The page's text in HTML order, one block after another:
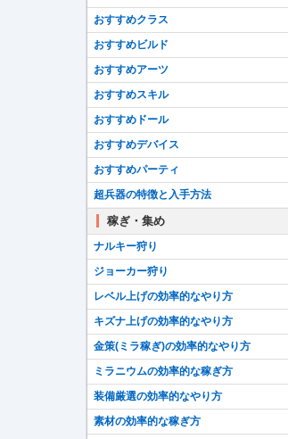
おすすめクラス
おすすめビルド
おすすめアーツ
おすすめスキル
おすすめドール
おすすめデバイス
おすすめパーティ
超兵器の特徴と入手方法
稼ぎ・集め
ナルキー狩り
ジョーカー狩り
レベル上げの効率的なやり方
キズナ上げの効率的なやり方
金策(ミラ稼ぎ)の効率的なやり方
ミラニウムの効率的な稼ぎ方
装備厳選の効率的なやり方
素材の効率的な稼ぎ方